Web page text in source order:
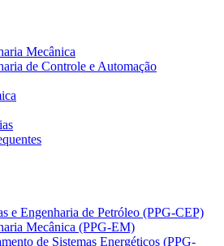
Mecânica
de Controle e Automação
e Engenharia de Petróleo (PPG-CEP)
Mecânica (PPG-EM)
de Sistemas Energéticos (PPG-